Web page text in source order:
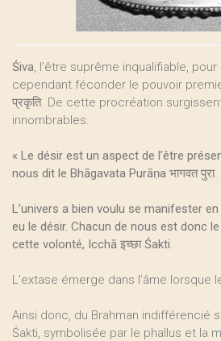
Śiva, l’être suprême inqualifiable,
cependant féconder le pouvoir
प्रकृति. De cette procréation
innombrables.
« Le désir est un aspect de l’être
nous dit le Bhāgavata Purāṇa भागवत पुरा.
L’univers a bien voulu se manifester
eu le désir. Chacun de nous est donc
cette volonté, Icchā इच्छा Śakti.
L’extase émerge dans l’âme lorsque
Ainsi donc, du Brahman indifférencié
Śakti, symbolisée par le phallus et la